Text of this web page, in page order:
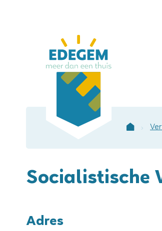
Lokaal
bestuur
Edegem
Socialistische
Adres